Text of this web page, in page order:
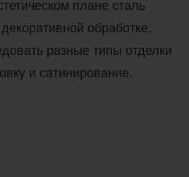
плане сталь
обработке,
разные типы отделки
и сатинирование.